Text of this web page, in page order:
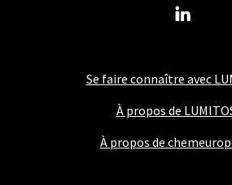
Se faire connaître avec
À propos de
À propos de